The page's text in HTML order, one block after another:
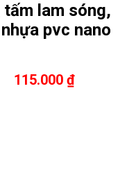
lam sóng,
pvc nano
115.000 ₫